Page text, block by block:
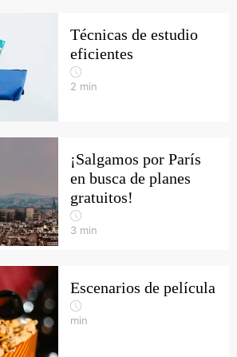
Técnicas de estudio
eficientes
2 min
¡Salgamos por París
en busca de planes
gratuitos!
3 min
Escenarios de película
min